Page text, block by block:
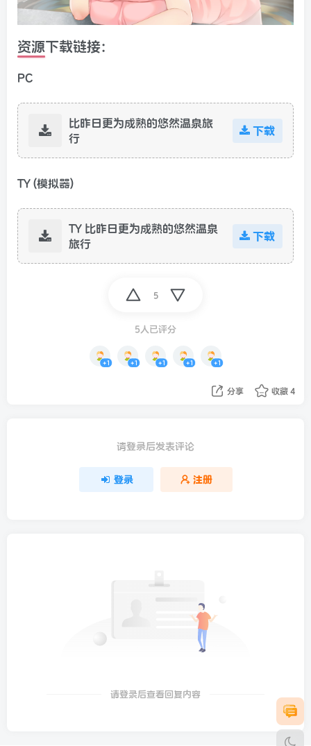
资源下载链接:
PC
比昨日更为成熟的悠然温泉旅
行
下载
TY (模拟器)
TY 比昨日更为成熟的悠然温泉
旅行
下载
5
5人已评分
+1 +1 +1 +1 +1
分享 收藏 4
请登录后发表评论
登录 注册
请登录后查看回复内容